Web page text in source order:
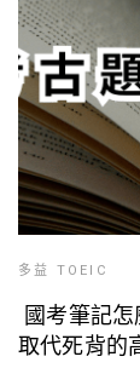
多益 TOEIC
國考筆記
取代死背的